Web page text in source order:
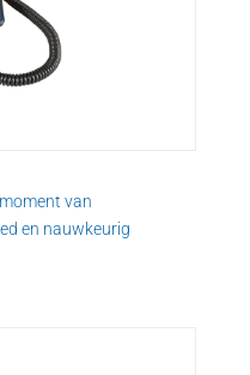
van
en nauwkeurig